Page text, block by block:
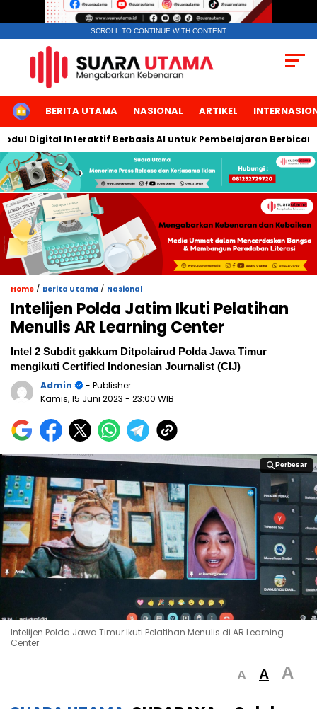
SCROLL TO CONTINUE WITH CONTENT
HOMEBERITA UTAMA NASIONAL ARTIKEL
Interaktif Berbasis AI untuk Pembelajaran Berbicara Bahasa
Home / Berita Utama / Nasional
Intelijen Polda Jatim Ikuti Pelatihan
Menulis AR Learning Center
Intel 2 Subdit gakkum Ditpolairud Polda Jawa Timur
mengikuti Certified Indonesian Journalist (CIJ)
Admin
- Publisher
Kamis, 15 Juni 2023 - 23:00 WIB
Perbesar
Perbesar
Intelijen Polda Jawa Timur Ikuti Pelatihan Menulis di AR Learning
Center
A A A